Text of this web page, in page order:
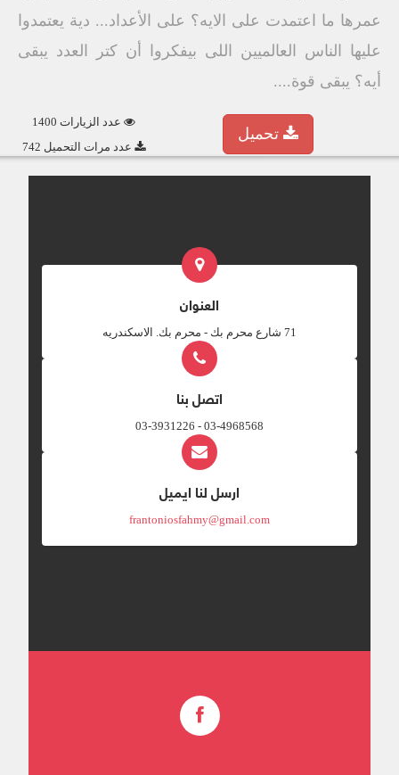
عمرها ما اعتمدت على الايه؟ على الأعداد... دية يعتمدوا
عليها الناس العالميين اللى بيفكروا أن كتر العدد يبقى
أيه؟ يبقى قوة....
عدد الزيارات 1400
عدد مرات التحميل 742
تحميل
العنوان
‎71 شارع محرم بك - محرم بك. الاسكندريه
اتصل بنا
03-4968568 - 03-3931226
ارسل لنا ايميل
frantoniosfahmy@gmail.com